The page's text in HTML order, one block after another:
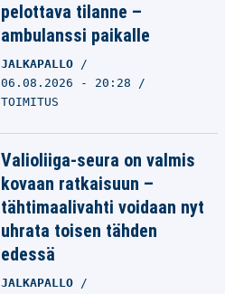
pelottava tilanne –
ambulanssi paikalle
JALKAPALLO
06.08.2026 - 20:28
TOIMITUS
Valioliiga-seura on valmis
kovaan ratkaisuun –
tähtimaalivahti voidaan nyt
uhrata toisen tähden
edessä
JALKAPALLO